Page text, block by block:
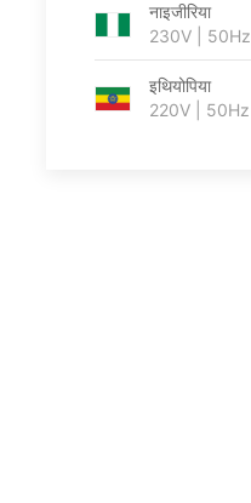
नाइजीरिया
230V | 50Hz
इथियोपिया
220V | 50Hz